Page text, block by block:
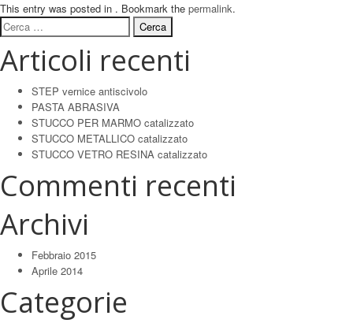
This entry was posted in . Bookmark the permalink.
Ricerca
per:
Articoli recenti
STEP vernice antiscivolo
PASTA ABRASIVA
STUCCO PER MARMO catalizzato
STUCCO METALLICO catalizzato
STUCCO VETRO RESINA catalizzato
Commenti recenti
Archivi
Febbraio 2015
Aprile 2014
Categorie